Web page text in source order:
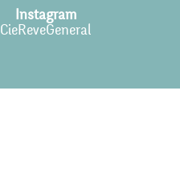
Instagram
CieReveGeneral